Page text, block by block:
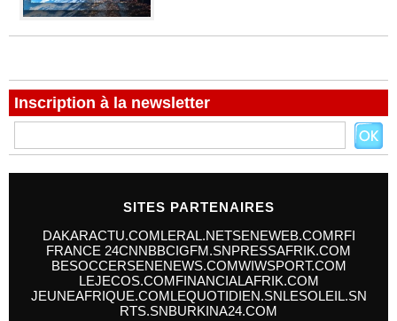
Inscription à la newsletter
SITES PARTENAIRES
DAKARACTU.COMLERAL.NETSENEWEB.COMRFI
FRANCE 24CNNBBCIGFM.SNPRESSAFRIK.COM
BESOCCERSENENEWS.COMWIWSPORT.COM
LEJECOS.COMFINANCIALAFRIK.COM
JEUNEAFRIQUE.COMLEQUOTIDIEN.SNLESOLEIL.SN
RTS.SNBURKINA24.COM